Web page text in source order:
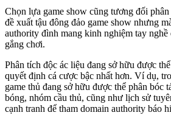
Chọn lựa game show cũng tương đối
đề xuất tậu đông đảo game show nhưng
authority đình mang kinh nghiệm tay
gắng chơi.
Phân tích độc ác liệu đang sở hữu được
quyết định cá cược bậc nhất hơn. Ví dụ,
game thủ đang sở hữu được thể phân bóc
bóng, nhóm cầu thủ, cũng như lịch sử
cạnh tranh để tham domain authority báo